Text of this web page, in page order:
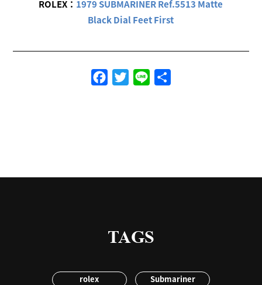
ROLEX ： 1979 SUBMARINER Ref.5513 Matte
Black Dial Feet First
FacebookTwitter
Line
TAGS
rolex Submariner